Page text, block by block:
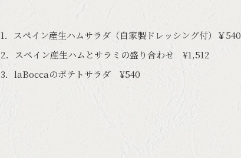
1．スペイン産生ハムサラダ（自家製ドレッシング付）￥540
2．スペイン産生ハムとサラミの盛り合わせ ¥1,512
3．laBoccaのポテトサラダ ¥540